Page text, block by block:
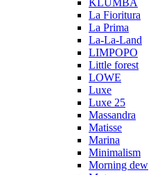
KLUMBA
La Fioritura
La Prima
La-La-Land
LIMPOPO
Little forest
LOWE
Luxe
Luxe 25
Massandra
Matisse
Marina
Minimalism
Morning dew